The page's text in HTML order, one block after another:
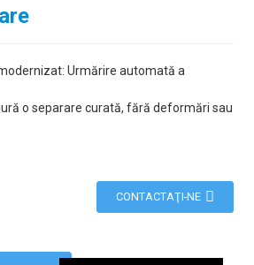
Urmărire automată a
o separare curată, fără deformări sau
CONTACTAŢI-NE